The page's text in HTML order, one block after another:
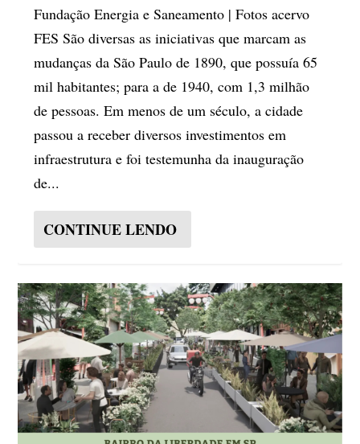
Fundação Energia e Saneamento | Fotos acervo
FES São diversas as iniciativas que marcam as
mudanças da São Paulo de 1890, que possuía 65
mil habitantes; para a de 1940, com 1,3 milhão
de pessoas. Em menos de um século, a cidade
passou a receber diversos investimentos em
infraestrutura e foi testemunha da inauguração
de...
CONTINUE LENDO